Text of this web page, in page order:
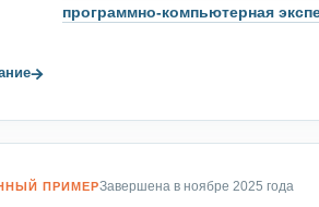
программно-компьютерная
→
ПРИМЕРЗавершена в ноябре 2025 года